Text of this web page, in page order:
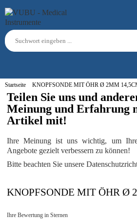
Startseite KNOPFSONDE MIT ÖHR Ø 2MM
Teilen Sie uns und
Meinung und Erfahrung
Artikel mit!
Ihre Meinung ist uns wichtig, um
Angebote gezielt verbessern zu können!
Bitte beachten Sie unsere
KNOPFSONDE MIT ÖHR Ø
Ihre Bewertung in Sternen